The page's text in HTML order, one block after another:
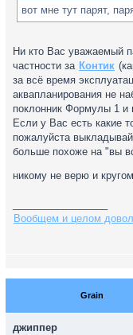
вот мне тут парят,
Ни кто Вас уважаемый
частности за Контик
за всё время
аквапланирования не
поклонник Формулы 1 и
Если у Вас есть какие
пожалуйста
больше похоже на "вы
никому не верю и
Вообщем и целом
Grain
джиппер